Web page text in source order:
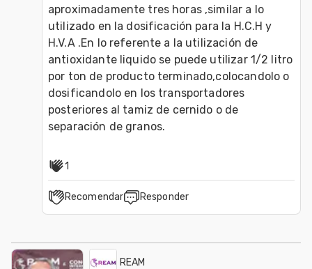
aproximadamente tres horas ,similar a lo
utilizado en la dosificación para la H.C.H y
H.V.A .En lo referente a la utilización de
antioxidante liquido se puede utilizar 1/2 litro
por ton de producto terminado,colocandolo o
dosificandolo en los transportadores
posteriores al tamiz de cernido o de
separación de granos.
1
Recomendar Responder
REAM